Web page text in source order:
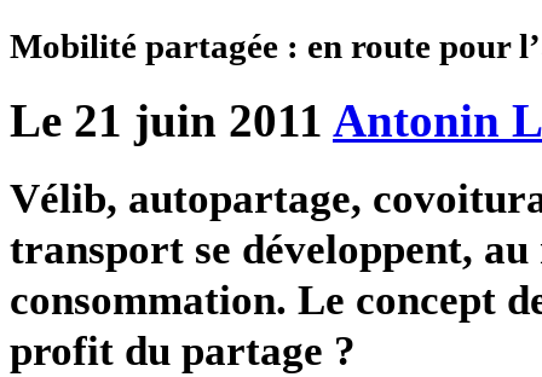
Mobilité partagée : en route pour
Le 21 juin 2011 Antonin
Vélib, autopartage,
transport se développent,
consommation. Le concept
profit du partage ?